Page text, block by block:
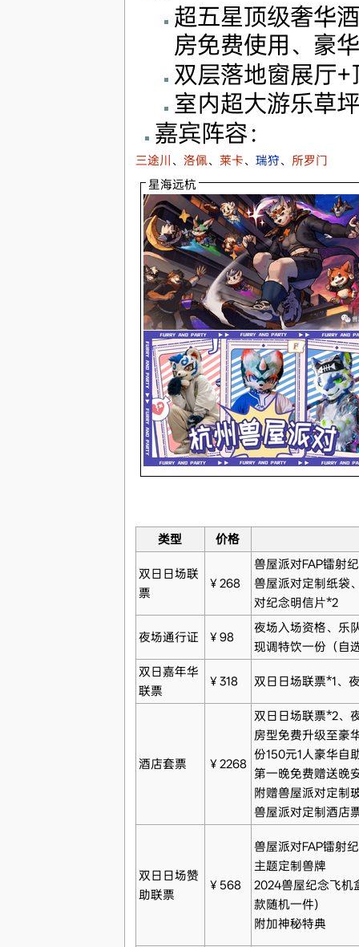
超五星顶级奢华
房免费使用、豪
双层落地窗展厅
室内超大游乐草
嘉宾阵容：
三途川 、 洛佩、 莱卡、 瑞狩、 所罗门
星海远杭
类型 价格
双日日场联
票
￥268
兽屋派对FAP镭射
兽屋派对定制纸袋
对纪念明信片*2
夜场通行证 ￥98
夜场入场资格、乐
现调特饮一份（自
双日嘉年华
联票
￥318 双日日场联票*1、
酒店套票 ￥2268
双日日场联票*2、
房型免费升级至豪
份150元1人豪华自
第一晚免费赠送晚
附赠兽屋派对定制
兽屋派对定制酒店
双日日场赞
助联票
￥568
兽屋派对FAP镭射
主题定制兽牌
2024兽屋纪念飞机
款随机一件)
附加神秘特典